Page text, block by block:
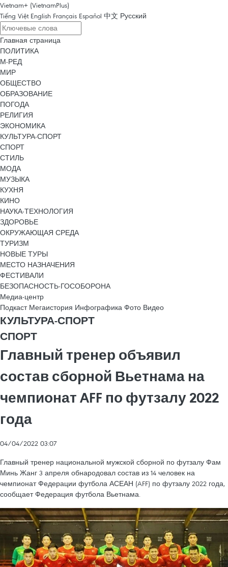
Vietnam+ (VietnamPlus)
Tiếng Việt English Français Español 中文 Русский
Главная страница
ПОЛИТИКА
М-РЕД
МИР
ОБЩЕСТВО
ОБРАЗОВАНИЕ
ПОГОДА
РЕЛИГИЯ
ЭКОНОМИКА
КУЛЬТУРА-СПОРТ
СПОРТ
СТИЛЬ
МОДА
МУЗЫКА
КУХНЯ
КИНО
НАУКА-ТЕХНОЛОГИЯ
ЗДОРОВЬЕ
ОКРУЖАЮЩАЯ СРЕДА
ТУРИЗМ
НОВЫЕ ТУРЫ
МЕСТО НАЗНАЧЕНИЯ
ФЕСТИВАЛИ
БЕЗОПАСНОСТЬ-ГОСОБОРОНА
Медиа-центр
Подкаст Мегаистория Инфографика Фото Видео
КУЛЬТУРА-СПОРТ
СПОРТ
Главный тренер объявил
состав сборной Вьетнама на
чемпионат AFF по футзалу 2022
года
04/04/2022 03:07
Главный тренер национальной мужской сборной по футзалу Фам
Минь Жанг 3 апреля обнародовал состав из 14 человек на
чемпионат Федерации футбола АСЕАН (AFF) по футзалу 2022 года,
сообщает Федерация футбола Вьетнама.